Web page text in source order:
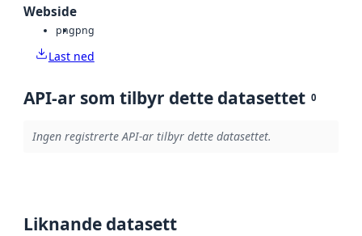
Webside
pngpng
Last ned
API-ar som tilbyr dette datasettet 0
Ingen registrerte API-ar tilbyr dette datasettet.
Liknande datasett